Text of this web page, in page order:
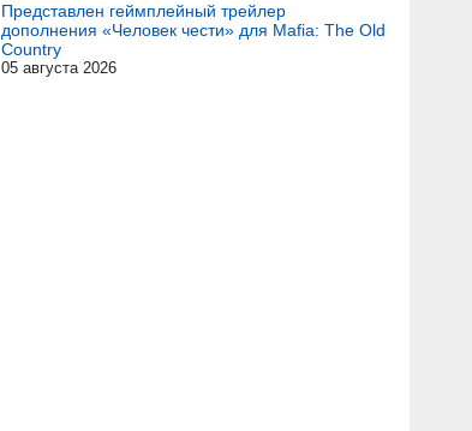
Представлен геймплейный трейлер
дополнения «Человек чести» для Mafia: The Old
Country
05 августа 2026